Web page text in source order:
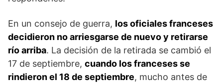
En un consejo de gue­rra, los oficiales franceses
decidieron no arriesgarse de nuevo y retirarse
río arriba. La decisión de la reti­rada se cambió el
17 de septiembre, cuando los fran­ceses se
rindieron el 18 de septiembre, mucho an­tes de